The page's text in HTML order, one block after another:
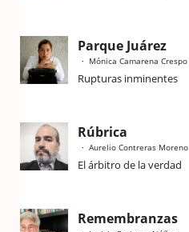
Parque Juárez
Mónica Camarena Crespo
Rupturas inminentes
Rúbrica
Aurelio Contreras Moreno
El árbitro de la verdad
Remembranzas